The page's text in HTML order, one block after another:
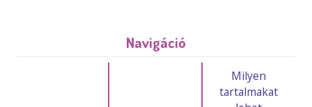
Navigáció
Milyen
tartalmakat